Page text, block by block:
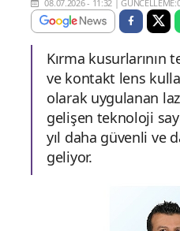
08.07.2026 - 11:32 |
Kırma kusurlarının
ve kontakt lens
olarak uygulanan
gelişen teknoloji
yıl daha güvenli ve
geliyor.